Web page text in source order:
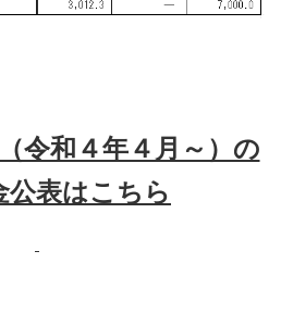
令和４年４月～）の
公表はこちら